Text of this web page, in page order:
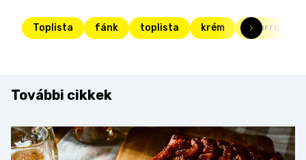
Toplista fánk toplista krém churros
További cikkek